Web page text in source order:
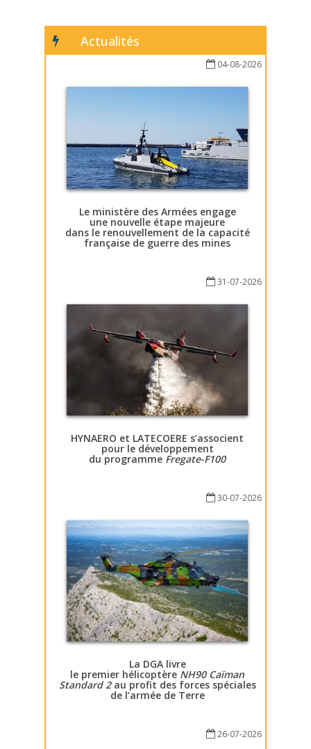
Actualités
04-08-2026
Le ministère des Armées engage
une nouvelle étape majeure
dans le renouvellement de la capacité
française de guerre des mines
31-07-2026
HYNAERO et LATECOERE s’associent
pour le développement
du programme Fregate-F100
30-07-2026
La DGA livre
le premier hélicoptère NH90 Caïman
Standard 2au profit des forces spéciales
de l’armée de Terre
26-07-2026